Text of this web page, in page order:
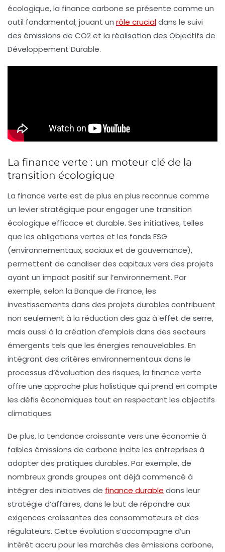
écologique, la finance carbone se présente comme un
outil fondamental, jouant un rôle crucialdans le suivi
des émissions de CO2et la réalisation des Objectifs de
Développement Durable.
La finance verte : un moteur clé de la
transition écologique
La finance verte est de plus en plus reconnue comme
un levier stratégique pour engager une transition
écologique efficace et durable. Ses initiatives, telles
que les obligations vertes et les fonds ESG
(environnementaux, sociaux et de gouvernance),
permettent de canaliser des capitaux vers des projets
ayant un impact positif sur l’environnement. Par
exemple, selon la Banque de France, les
investissements dans des projets durables contribuent
non seulement à la réduction des gaz à effet de serre,
mais aussi à la création d’emplois dans des secteurs
émergents tels que les énergies renouvelables. En
intégrant des critères environnementaux dans le
processus d’évaluation des risques, la finance verte
offre une approche plus holistique qui prend en compte
les défis économiques tout en respectant les objectifs
climatiques.
De plus, la tendance croissante vers une économie à
faibles émissions de carbone incite les entreprises à
adopter des pratiques durables. Par exemple, de
nombreux grands groupes ont déjà commencé à
intégrer des initiatives de finance durable dans leur
stratégie d’affaires, dans le but de répondre aux
exigences croissantes des consommateurs et des
régulateurs. Cette évolution s’accompagne d’un
intérêt accru pour les marchés des émissions carbone,